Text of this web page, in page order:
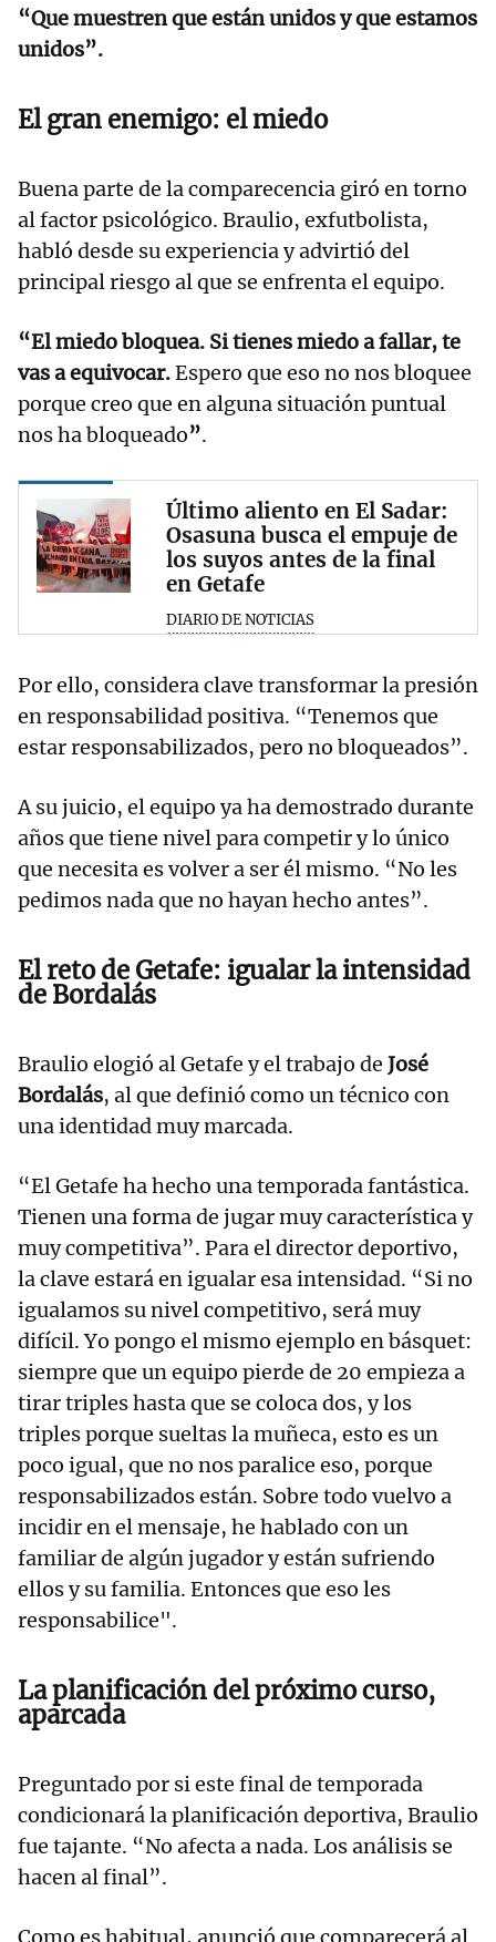
“Que muestren que están unidos y que estamos
unidos”.
El gran enemigo: el miedo
Buena parte de la comparecencia giró en torno
al factor psicológico. Braulio, exfutbolista,
habló desde su experiencia y advirtió del
principal riesgo al que se enfrenta el equipo.
“El miedo bloquea. Si tienes miedo a fallar, te
vas a equivocar.Espero que eso no nos bloquee
porque creo que en alguna situación puntual
nos ha bloqueado”.
Último aliento en El Sadar:
Osasuna busca el empuje de
los suyos antes de la final
en Getafe
DIARIO DE NOTICIAS
Por ello, considera clave transformar la presión
en responsabilidad positiva. “Tenemos que
estar responsabilizados, pero no bloqueados”.
A su juicio, el equipo ya ha demostrado durante
años que tiene nivel para competir y lo único
que necesita es volver a ser él mismo. “No les
pedimos nada que no hayan hecho antes”.
El reto de Getafe: igualar la intensidad
de Bordalás
Braulio elogió al Getafe y el trabajo de José
Bordalás, al que definió como un técnico con
una identidad muy marcada.
“El Getafe ha hecho una temporada fantástica.
Tienen una forma de jugar muy característica y
muy competitiva”. Para el director deportivo,
la clave estará en igualar esa intensidad. “Si no
igualamos su nivel competitivo, será muy
difícil. Yo pongo el mismo ejemplo en básquet:
siempre que un equipo pierde de 20 empieza a
tirar triples hasta que se coloca dos, y los
triples porque sueltas la muñeca, esto es un
poco igual, que no nos paralice eso, porque
responsabilizados están. Sobre todo vuelvo a
incidir en el mensaje, he hablado con un
familiar de algún jugador y están sufriendo
ellos y su familia. Entonces que eso les
responsabilice".
La planificación del próximo curso,
aparcada
Preguntado por si este final de temporada
condicionará la planificación deportiva, Braulio
fue tajante. “No afecta a nada. Los análisis se
hacen al final”.
Como es habitual, anunció que comparecerá al